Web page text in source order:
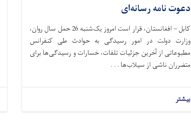
دعوت نامه رسانه‌ای
کابل – افغانستان، قرار است امروز یک‌شنبه 26 حمل سال روان،
وزارت دولت در امور رسیدگی به حوادث طی کنفرانس
مطبوعاتی از آخرین جزئیات تلفات، خسارات و رسیدگی‌ها برای
متضرران ناشی از سیلاب‌ها . . .
بیشتر